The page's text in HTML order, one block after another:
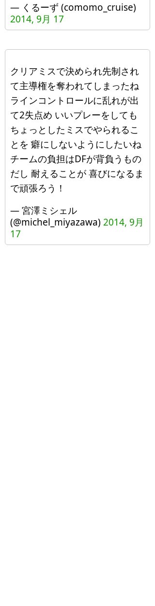
— くるーず (comomo_cruise)
2014, 9月 17
クリアミスで決められ先制され
て主導権を奪われてしまったね
ラインコントロールに乱れが出
て2失点め いいプレーをしても
ちょっとしたミスでやられるこ
とを 癖にしないようにしたいね
チームの負担はDFが背負うもの
だし 耐えることが 喜びになるま
で頑張ろう！
— 宮澤ミシェル
(@michel_miyazawa) 2014, 9月
17